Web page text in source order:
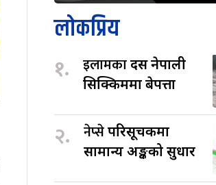
लोकप्रिय
१. इलामकादस नेपाली
सिक्किममा बेपत्ता
२. नेप्सेपरिसूचकमा
सामान्य अङ्कको सुधार